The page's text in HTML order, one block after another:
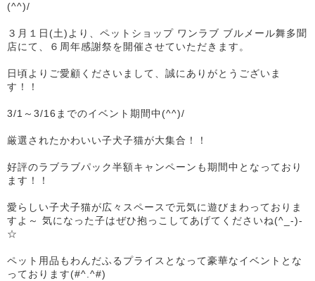
(^^)/
３月１日(土)より、ペットショップ ワンラブ ブルメール舞多聞
店にて、６周年感謝祭を開催させていただきます。
日頃よりご愛顧くださいまして、誠にありがとうございま
す！！
3/1～3/16までのイベント期間中(^^)/
厳選されたかわいい子犬子猫が大集合！！
好評のラブラブパック半額キャンペーンも期間中となっており
ます！！
愛らしい子犬子猫が広々スペースで元気に遊びまわっておりま
すよ～ 気になった子はぜひ抱っこしてあげてくださいね(^_-)-
☆
ペット用品もわんだふるプライスとなって豪華なイベントとな
っております(#^.^#)